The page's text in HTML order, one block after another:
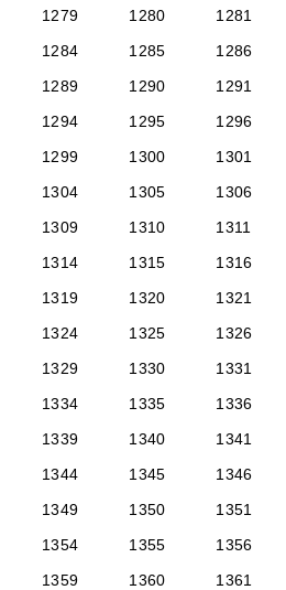
1279
1280 1281
1284
1285 1286
1289
1290 1291
1294
1295 1296
1299
1300 1301
1304
1305 1306
1309
1310 1311
1314
1315 1316
1319
1320 1321
1324
1325 1326
1329
1330 1331
1334
1335 1336
1339
1340 1341
1344
1345 1346
1349
1350 1351
1354
1355 1356
1359
1360 1361